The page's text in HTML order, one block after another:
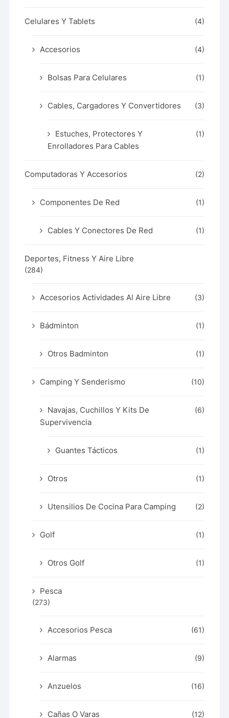
Celulares Y Tablets (4)
Accesorios (4)
Bolsas Para Celulares (1)
Cables, Cargadores Y Convertidores (3)
Estuches, Protectores Y
Enrolladores Para Cables
(1)
Computadoras Y Accesorios (2)
Componentes De Red (1)
Cables Y Conectores De Red (1)
Deportes, Fitness Y Aire Libre
(284)
Accesorios Actividades Al Aire Libre (3)
Bádminton (1)
Otros Badminton (1)
Camping Y Senderismo (10)
Navajas, Cuchillos Y Kits De
Supervivencia
(6)
Guantes Tácticos (1)
Otros (1)
Utensilios De Cocina Para Camping (2)
Golf (1)
Otros Golf (1)
Pesca
(273)
Accesorios Pesca (61)
Alarmas (9)
Anzuelos (16)
Cañas O Varas (12)